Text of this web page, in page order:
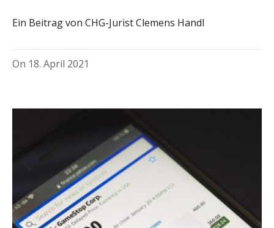
Ein Beitrag von CHG-Jurist Clemens Handl
On 18. April 2021